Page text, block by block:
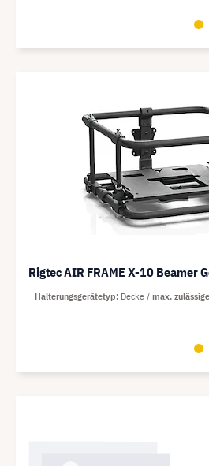
Rigtec AIR FRAME X-10 Beamer
Halterungsgerätetyp Decke max.